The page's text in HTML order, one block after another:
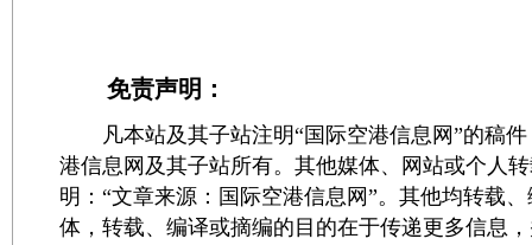
免责声明：
凡本站及其子站注明“国际空港信息网”的稿件
港信息网及其子站所有。其他媒体、网站或个人
明：“文章来源：国际空港信息网”。其他均转载
体，转载、编译或摘编的目的在于传递更多信息